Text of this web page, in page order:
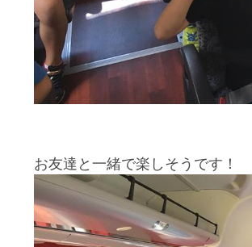
お友達と一緒で楽しそうです！